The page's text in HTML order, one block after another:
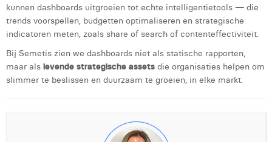
kunnen dashboards uitgroeien tot echte intelligentietools — die
trends voorspellen, budgetten optimaliseren en strategische
indicatoren meten, zoals share of search of contenteffectiviteit.
Bij Semetis zien we dashboards niet als statische rapporten,
maar als levende strategische assets die organisaties helpen om
slimmer te beslissen en duurzaam te groeien, in elke markt.